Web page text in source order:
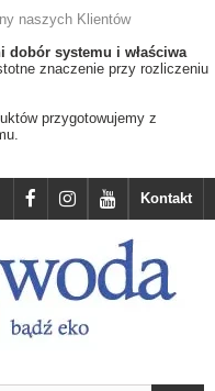
naszych Klientów
dobór systemu i właściwa
znaczenie przy rozliczeniu
przygotowujemy z
Kontakt